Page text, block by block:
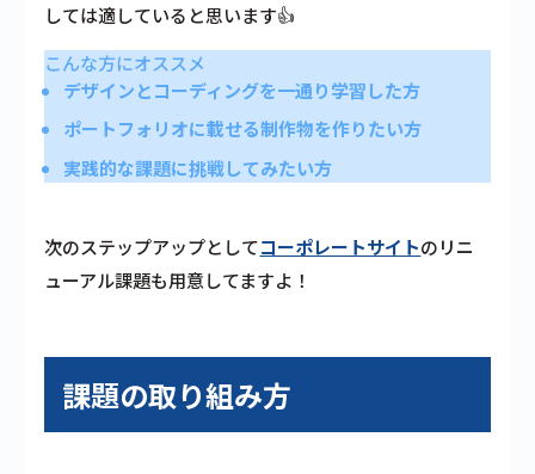
しては適していると思います👍
こんな方にオススメ
デザインとコーディングを一通り学習した方
ポートフォリオに載せる制作物を作りたい方
実践的な課題に挑戦してみたい方
次のステップアップとしてコーポレートサイトのリニ
ューアル課題も用意してますよ！
課題の取り組み方